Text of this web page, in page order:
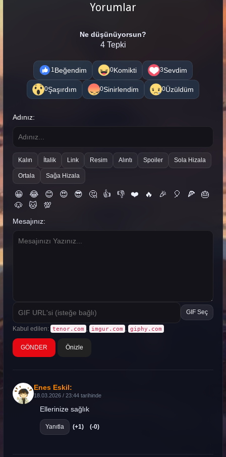
Yorumlar
Ne düşünüyorsun?
4 Tepki
1Beğendim 0Komikti 3Sevdim
0Şaşırdım 0Sinirlendim 0Üzüldüm
Adınız:
Kalın İtalik Link Resim Alıntı Spoiler Sola Hizala
Ortala Sağa Hizala
😀 😂 😊 😍 😎 🤔 👍 👎 ❤️ 🔥 🎉 🎈 🍕
🎂
🐶
🐱 💯
Mesajınız:
GIF Seç
Kabul edilen: tenor.com imgur.com giphy.com
Önizle
Enes Eskil:
18.03.2026 / 23:44 tarihinde
Ellerinize sağlık
Yanıtla (+1) (-0)